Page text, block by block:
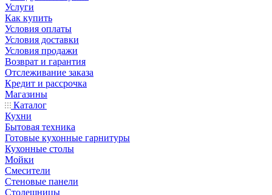
Услуги
Как купить
Условия оплаты
Условия доставки
Условия продажи
Возврат и гарантия
Отслеживание заказа
Кредит и рассрочка
Магазины
Каталог
Кухни
Бытовая техника
Готовые кухонные гарнитуры
Кухонные столы
Мойки
Смесители
Стеновые панели
Столешницы